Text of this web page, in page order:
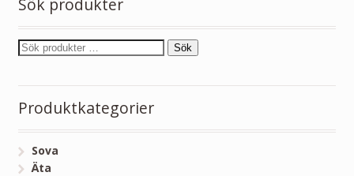
Sök produkter
Sök
Produktkategorier
Sova
Äta